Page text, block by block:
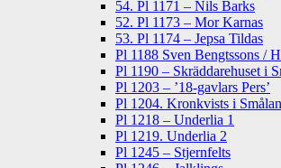
54. Pl 1171 – Nils Barks
52. Pl 1173 – Mor Karnas
53. Pl 1174 – Jepsa Tildas
Pl 1188 Sven Bengtssons /
Pl 1190 – Skräddarehuset i
Pl 1203 – ’18-gavlars Pers’
Pl 1204. Kronkvists i
Pl 1218 – Underlia 1
Pl 1219. Underlia 2
Pl 1245 – Stjernfelts